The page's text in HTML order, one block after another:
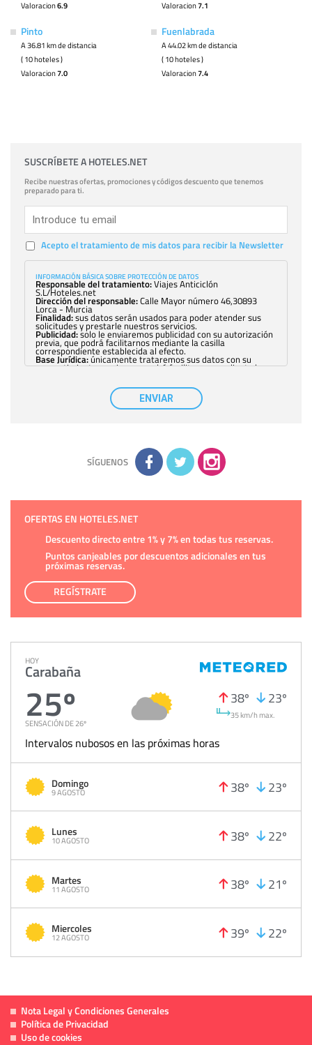
Valoracion6.9
Valoracion7.1
Pinto
A 36.81 km de distancia
( 10 hoteles )
Valoracion7.0
Fuenlabrada
A 44.02 km de distancia
( 10 hoteles )
Valoracion7.4
SUSCRÍBETE A HOTELES.NET
Recibe nuestras ofertas, promociones y códigos descuento que tenemos
preparado para ti.
Acepto el tratamiento de mis datos para recibir la Newsletter
INFORMACIÓN BÁSICA SOBRE PROTECCIÓN DE DATOS
Responsable del tratamiento:Viajes Anticiclón
S.L/Hoteles.net
Dirección del responsable:Calle Mayor número 46,30893
Lorca - Murcia
Finalidad:sus datos serán usados para poder atender sus
solicitudes y prestarle nuestros servicios.
Publicidad:solo le enviaremos publicidad con su autorización
previa, que podrá facilitarnos mediante la casilla
correspondiente establecida al efecto.
Base Jurídica:únicamente trataremos sus datos con su
consentimiento previo, que podrá facilitarnos mediante la
con carácter general, sólo el personal de
nuestra entidad que esté debidamente autorizado podrá
tener conocimiento de la información que le pedimos. No se
comunicarán datos a terceros.
adicional y detallada sobre cómo tratamos sus datos en la
política de privacidad
ENVIAR
SÍGUENOS
OFERTAS EN HOTELES.NET
Descuento directo entre 1% y 7% en todas tus reservas.
Puntos canjeables por descuentos adicionales en tus
próximas reservas.
REGÍSTRATE
HOY
Carabaña
25º
SENSACIÓN DE 26º
38º 23º
35 km/h max.
Intervalos nubosos en las próximas horas
Domingo
9 AGOSTO 38º 23º
Lunes
10 AGOSTO 38º 22º
Martes
11 AGOSTO 38º 21º
Miercoles
12 AGOSTO 39º 22º
Nota Legal y Condiciones Generales
Política de Privacidad
Uso de cookies